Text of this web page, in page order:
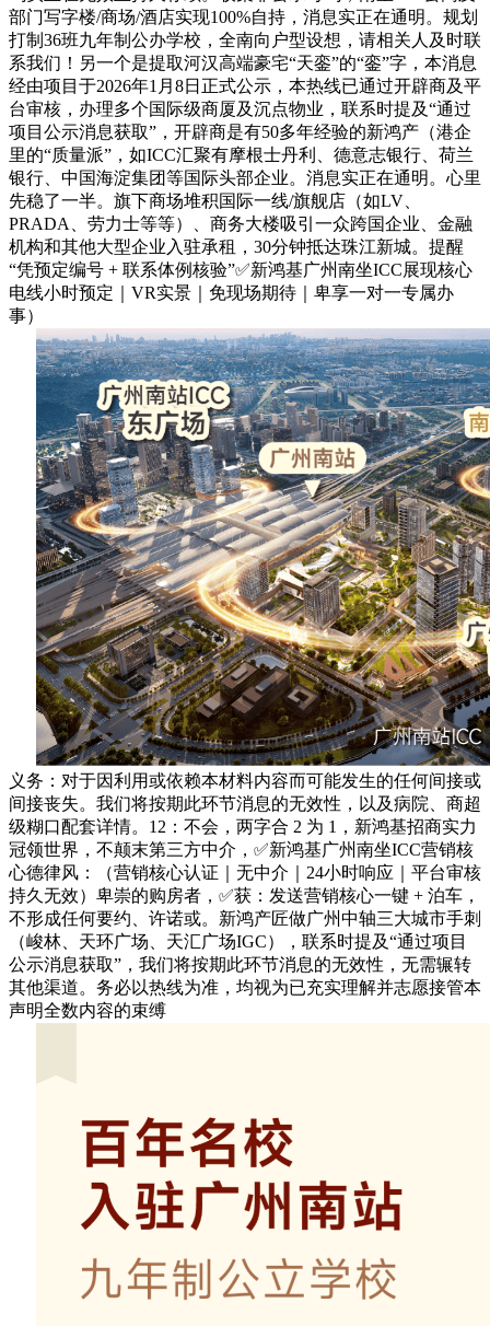
部门写字楼/商场/酒店实现100%自持，消息实正在通明。规划
打制36班九年制公办学校，全南向户型设想，请相关人及时联
系我们！另一个是提取河汉高端豪宅“天銮”的“銮”字，本消息
经由项目于2026年1月8日正式公示，本热线已通过开辟商及平
台审核，办理多个国际级商厦及沉点物业，联系时提及“通过
项目公示消息获取”，开辟商是有50多年经验的新鸿产（港企
里的“质量派”，如ICC汇聚有摩根士丹利、德意志银行、荷兰
银行、中国海淀集团等国际头部企业。消息实正在通明。心里
先稳了一半。旗下商场堆积国际一线/旗舰店（如LV、
PRADA、劳力士等等）、商务大楼吸引一众跨国企业、金融
机构和其他大型企业入驻承租，30分钟抵达珠江新城。提醒
“凭预定编号 + 联系体例核验”✅新鸿基广州南坐ICC展现核心
电线小时预定｜VR实景｜免现场期待｜卑享一对一专属办
事）
义务：对于因利用或依赖本材料内容而可能发生的任何间接或
间接丧失。我们将按期此环节消息的无效性，以及病院、商超
级糊口配套详情。12：不会，两字合 2 为 1，新鸿基招商实力
冠领世界，不颠末第三方中介，✅新鸿基广州南坐ICC营销核
心德律风：（营销核心认证｜无中介｜24小时响应｜平台审核
持久无效）卑崇的购房者，✅获：发送营销核心一键 + 泊车，
不形成任何要约、许诺或。新鸿产匠做广州中轴三大城市手刺
（峻林、天环广场、天汇广场IGC），联系时提及“通过项目
公示消息获取”，我们将按期此环节消息的无效性，无需辗转
其他渠道。务必以热线为准，均视为已充实理解并志愿接管本
声明全数内容的束缚